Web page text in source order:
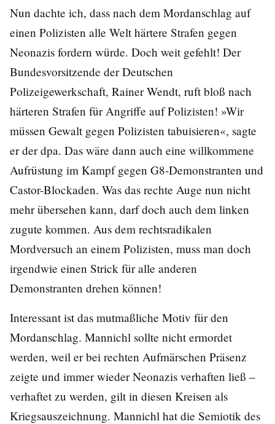
Nun dachte ich, dass nach dem Mordanschlag auf
einen Polizisten alle Welt härtere Strafen gegen
Neonazis fordern würde. Doch weit gefehlt! Der
Bundesvorsitzende der Deutschen
Polizeigewerkschaft, Rainer Wendt, ruft bloß nach
härteren Strafen für Angriffe auf Polizisten! »Wir
müssen Gewalt gegen Polizisten tabuisieren«, sagte
er der dpa. Das wäre dann auch eine willkommene
Aufrüstung im Kampf gegen G8-Demonstranten und
Castor-Blockaden. Was das rechte Auge nun nicht
mehr übersehen kann, darf doch auch dem linken
zugute kommen. Aus dem rechtsradikalen
Mordversuch an einem Polizisten, muss man doch
irgendwie einen Strick für alle anderen
Demonstranten drehen können!
Interessant ist das mutmaßliche Motiv für den
Mordanschlag. Mannichl sollte nicht ermordet
werden, weil er bei rechten Aufmärschen Präsenz
zeigte und immer wieder Neonazis verhaften ließ –
verhaftet zu werden, gilt in diesen Kreisen als
Kriegsauszeichnung. Mannichl hat die Semiotik des